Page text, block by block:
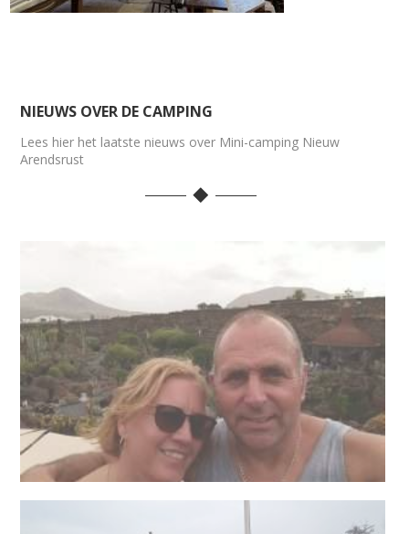
NIEUWS OVER DE CAMPING
Lees hier het laatste nieuws over Mini-camping Nieuw
Arendsrust